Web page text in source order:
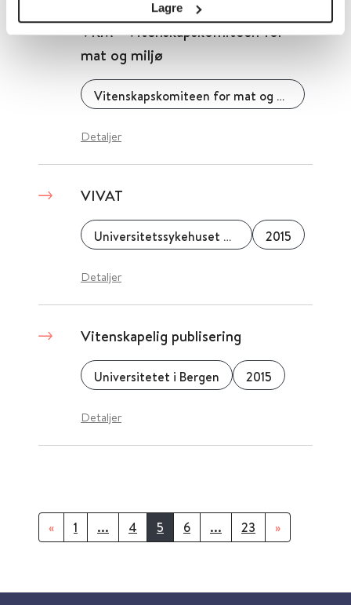
Lagre
VKM - Vitenskapskomiteen for
mat og miljø
Vitenskapskomiteen for mat og miljø (VKM)
Detaljer
VIVAT
Universitetssykehuset Nord-Norge 2015
Detaljer
Vitenskapelig publisering
Universitetet i Bergen 2015
Detaljer
« 1 ... 4 5 6 ... 23 »